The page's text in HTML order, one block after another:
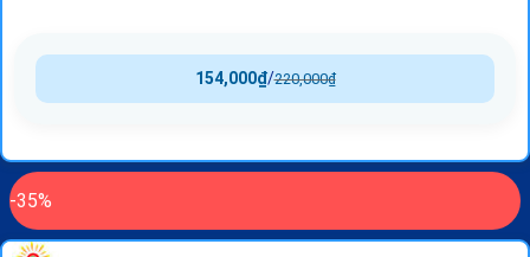
220,000₫
/
154,000₫
-35%